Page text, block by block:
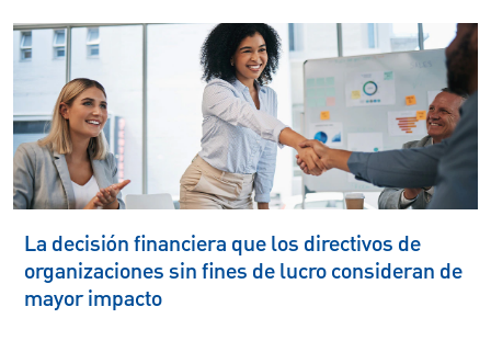
La decisión financiera que los directivos de
organizaciones sin fines de lucro consideran de
mayor impacto